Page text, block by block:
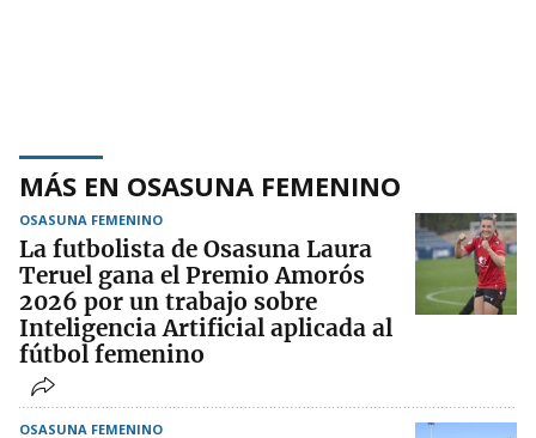
MÁS EN OSASUNA FEMENINO
OSASUNA FEMENINO
La futbolista de Osasuna Laura
Teruel gana el Premio Amorós
2026 por un trabajo sobre
Inteligencia Artificial aplicada al
fútbol femenino
OSASUNA FEMENINO